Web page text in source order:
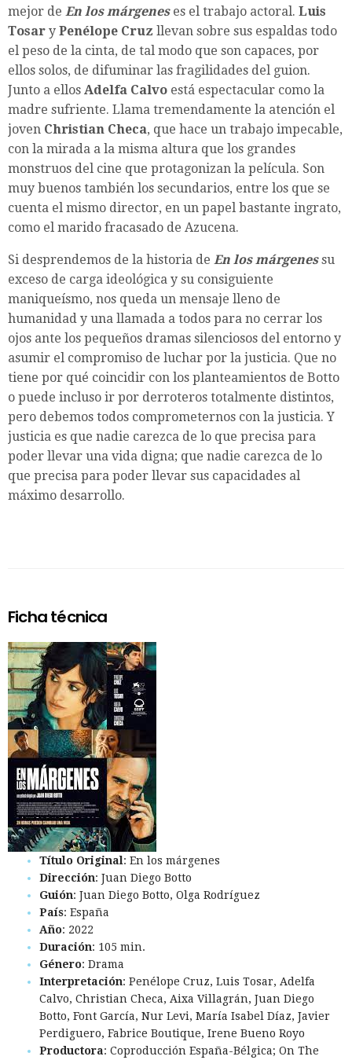
mejor de En los márgeneses el trabajo actoral. Luis
Tosar y Penélope Cruz llevan sobre sus espaldas todo
el peso de la cinta, de tal modo que son capaces, por
ellos solos, de difuminar las fragilidades del guion.
Junto a ellos Adelfa Calvo está espectacular como la
madre sufriente. Llama tremendamente la atención el
joven Christian Checa, que hace un trabajo impecable,
con la mirada a la misma altura que los grandes
monstruos del cine que protagonizan la película. Son
muy buenos también los secundarios, entre los que se
cuenta el mismo director, en un papel bastante ingrato,
como el marido fracasado de Azucena.
Si desprendemos de la historia de En los márgenessu
exceso de carga ideológica y su consiguiente
maniqueísmo, nos queda un mensaje lleno de
humanidad y una llamada a todos para no cerrar los
ojos ante los pequeños dramas silenciosos del entorno y
asumir el compromiso de luchar por la justicia. Que no
tiene por qué coincidir con los planteamientos de Botto
o puede incluso ir por derroteros totalmente distintos,
pero debemos todos comprometernos con la justicia. Y
justicia es que nadie carezca de lo que precisa para
poder llevar una vida digna; que nadie carezca de lo
que precisa para poder llevar sus capacidades al
máximo desarrollo.
Ficha técnica
Título Original: En los márgenes
Dirección: Juan Diego Botto
Guión: Juan Diego Botto, Olga Rodríguez
País: España
Año: 2022
Duración: 105 min.
Género: Drama
Interpretación: Penélope Cruz, Luis Tosar, Adelfa
Calvo, Christian Checa, Aixa Villagrán, Juan Diego
Botto, Font García, Nur Levi, María Isabel Díaz, Javier
Perdiguero, Fabrice Boutique, Irene Bueno Royo
Productora: Coproducción España-Bélgica; On The